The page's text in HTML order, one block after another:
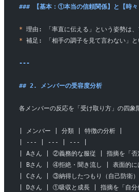
### 【基本：①本当の信頼関係】と【時
* 理由: 「率直に伝える」という姿勢は、
* 補足: 「相手の調子を見て言わない」と
---
## 2. メンバーの受容度分析
各メンバーの反応を「受け取り方」の四象
| メンバー | 分類 | 特徴の分析 |
| --- | --- | --- |
| Aさん | ②義務的な服従 | 指摘を「否定
| Bさん | ④拒絶・聞き流し | 表面的には
| Cさん | ③納得したつもり（自己防衛
| Dさん | ①吸収と成長 | 指摘を「自分個